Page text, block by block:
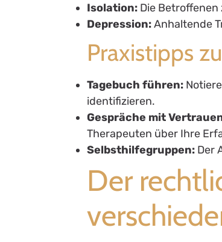
Isolation: Die
Depression:Anhaltende
Praxistipps
Tagebuch führen:
identifizieren.
Gespräche mit
Therapeuten über Ihre
Selbsthilfegruppen: Der
Der